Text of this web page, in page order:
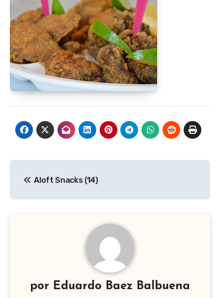
Aloft Snacks (14)
por Eduardo Baez Balbuena